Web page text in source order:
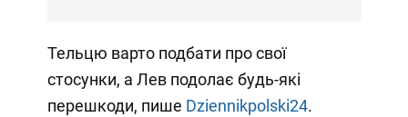
Тельцю варто подбати про свої
стосунки, а Лев подолає будь-які
перешкоди, пише Dziennikpolski24.